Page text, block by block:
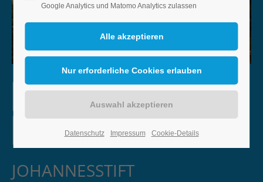
JOHANNESSTIFT
Google Analytics und Matomo Analytics zulassen
Datenschutz Impressum Cookie-Details